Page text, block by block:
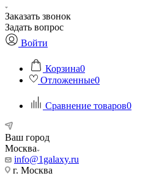
Заказать звонок
Задать вопрос
Войти
Корзина0
Отложенные0
Сравнение товаров0
Ваш город
Москва
info@1galaxy.ru
г. Москва